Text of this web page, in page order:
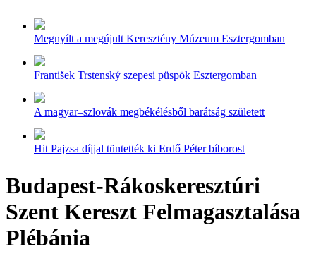
Megnyílt a megújult Keresztény Múzeum Esztergomban
František Trstenský szepesi püspök Esztergomban
A magyar–szlovák megbékélésből barátság született
Hit Pajzsa díjjal tüntették ki Erdő Péter bíborost
Budapest-Rákoskeresztúri
Szent Kereszt Felmagasztalása
Plébánia